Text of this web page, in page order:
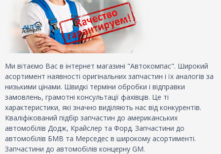
Ми вітаємо Вас в інтернет магазині "Автокомпас". Широкий
асортимент наявності оригінальних запчастин і їх аналогів за
низькими цінами. Швидкі терміни обробки і відправки
замовлень, грамотні консультації фахівців. Це ті
характеристики, які значно виділяють нас від конкурентів.
Кваліфікований підбір запчастин до американських
автомобілів Додж, Крайслер та Форд. Запчастини до
автомобілів БМВ та Мерседес в широкому асортименті.
Запчастини до автомобілів концерну GM.